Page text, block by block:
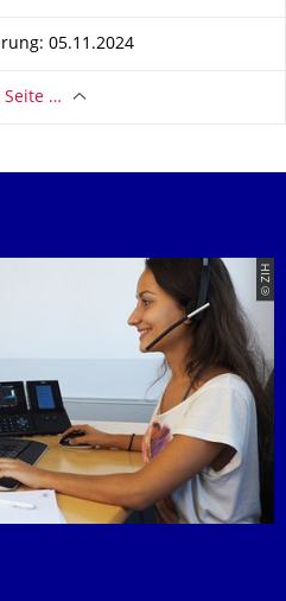
05.11.2024
Seite …
© ZIH